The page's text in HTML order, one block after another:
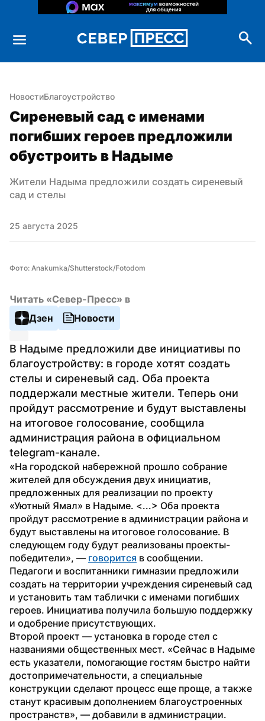
НовостиБлагоустройство
Сиреневый сад с именами
погибших героев предложили
обустроить в Надыме
Жители Надыма предложили создать сиреневый
сад и стелы
25 августа 2025
Фото: Anakumka/Shutterstock/Fotodom
Читать «Север-Пресс» в
Дзен
Новости
В Надыме предложили две инициативы по
благоустройству: в городе хотят создать
стелы и сиреневый сад. Оба проекта
поддержали местные жители. Теперь они
пройдут рассмотрение и будут выставлены
на итоговое голосование, сообщила
администрация района в официальном
telegram-канале.
«На городской набережной прошло собрание
жителей для обсуждения двух инициатив,
предложенных для реализации по проекту
«Уютный Ямал» в Надыме. <...> Оба проекта
пройдут рассмотрение в администрации района и
будут выставлены на итоговое голосование. В
следующем году будут реализованы проекты-
победители», — говорится в сообщении.
Педагоги и воспитанники гимназии предложили
создать на территории учреждения сиреневый сад
и установить там таблички с именами погибших
героев. Инициатива получила большую поддержку
и одобрение присутствующих.
Второй проект — установка в городе стел с
названиями общественных мест. «Сейчас в Надыме
есть указатели, помогающие гостям быстро найти
достопримечательности, а специальные
конструкции сделают процесс еще проще, а также
станут красивым дополнением благоустроенных
пространств», — добавили в администрации.